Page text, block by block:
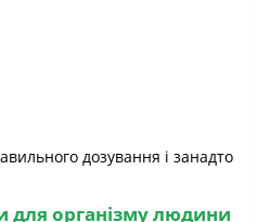
дозування і занадто
для організму людини